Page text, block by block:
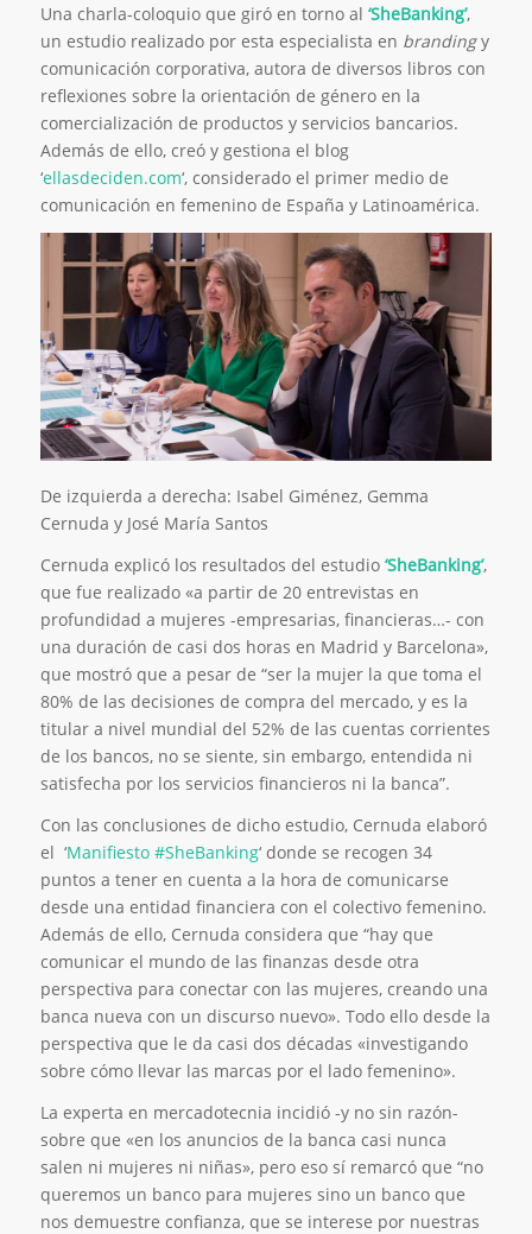
Una charla-coloquio que giró en torno al ‘SheBanking’,
un estudio realizado por esta especialista en brandingy
comunicación corporativa, autora de diversos libros con
reflexiones sobre la orientación de género en la
comercialización de productos y servicios bancarios.
Además de ello, creó y gestiona el blog
‘ellasdeciden.com‘, considerado el primer medio de
comunicación en femenino de España y Latinoamérica.
De izquierda a derecha: Isabel Giménez, Gemma
Cernuda y José María Santos
Cernuda explicó los resultados del estudio ‘SheBanking’,
que fue realizado «a partir de 20 entrevistas en
profundidad a mujeres -empresarias, financieras…- con
una duración de casi dos horas en Madrid y Barcelona»,
que mostró que a pesar de “ser la mujer la que toma el
80% de las decisiones de compra del mercado, y es la
titular a nivel mundial del 52% de las cuentas corrientes
de los bancos, no se siente, sin embargo, entendida ni
satisfecha por los servicios financieros ni la banca”.
Con las conclusiones de dicho estudio, Cernuda elaboró
el ‘Manifiesto #SheBanking‘ donde se recogen 34
puntos a tener en cuenta a la hora de comunicarse
desde una entidad financiera con el colectivo femenino.
Además de ello, Cernuda considera que “hay que
comunicar el mundo de las finanzas desde otra
perspectiva para conectar con las mujeres, creando una
banca nueva con un discurso nuevo». Todo ello desde la
perspectiva que le da casi dos décadas «investigando
sobre cómo llevar las marcas por el lado femenino».
La experta en mercadotecnia incidió -y no sin razón-
sobre que «en los anuncios de la banca casi nunca
salen ni mujeres ni niñas», pero eso sí remarcó que “no
queremos un banco para mujeres sino un banco que
nos demuestre confianza, que se interese por nuestras